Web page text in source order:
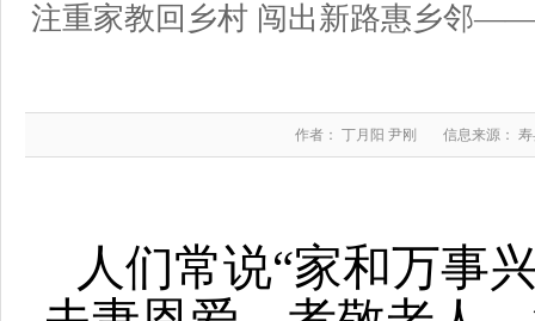
注重家教回乡村 闯出新路惠乡邻
作者： 丁月阳 尹刚 信息来源：
人们常说“家和万事